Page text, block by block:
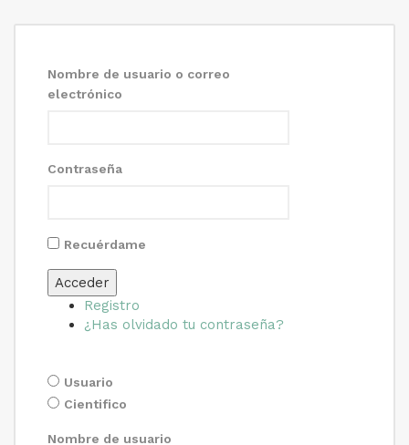
Nombre de usuario o correo
electrónico
Contraseña
Recuérdame
Acceder
Registro
¿Has olvidado tu contraseña?
Usuario
Cientifico
Nombre de usuario